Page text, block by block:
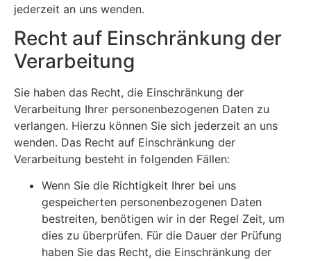
jederzeit an uns wenden.
Recht auf Einschränkung der
Verarbeitung
Sie haben das Recht, die Einschränkung der
Verarbeitung Ihrer personenbezogenen Daten zu
verlangen. Hierzu können Sie sich jederzeit an uns
wenden. Das Recht auf Einschränkung der
Verarbeitung besteht in folgenden Fällen:
Wenn Sie die Richtigkeit Ihrer bei uns
gespeicherten personenbezogenen Daten
bestreiten, benötigen wir in der Regel Zeit, um
dies zu überprüfen. Für die Dauer der Prüfung
haben Sie das Recht, die Einschränkung der